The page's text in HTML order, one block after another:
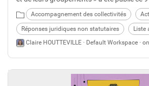
Accompagnement des collectivités
Réponses juridiques non statutaires
Liste
Claire HOUTTEVILLE · Default Workspace ·